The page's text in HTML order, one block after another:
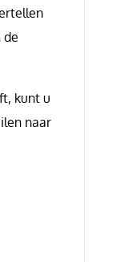
de
kunt u
naar